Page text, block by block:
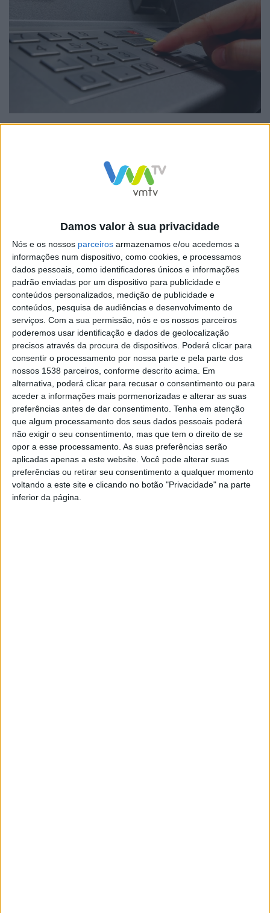
Damos valor à sua privacidade
Nós e os nossos parceiros armazenamos e/ou acedemos a
informações num dispositivo, como cookies, e processamos
dados pessoais, como identificadores únicos e informações
padrão enviadas por um dispositivo para publicidade e
conteúdos personalizados, medição de publicidade e
conteúdos, pesquisa de audiências e desenvolvimento de
serviços. Com a sua permissão, nós e os nossos parceiros
poderemos usar identificação e dados de geolocalização
precisos através da procura de dispositivos. Poderá clicar para
consentir o processamento por nossa parte e pela parte dos
nossos 1538 parceiros, conforme descrito acima. Em
alternativa, poderá clicar para recusar o consentimento ou para
aceder a informações mais pormenorizadas e alterar as suas
preferências antes de dar consentimento. Tenha em atenção
que algum processamento dos seus dados pessoais poderá
não exigir o seu consentimento, mas que tem o direito de se
opor a esse processamento. As suas preferências serão
aplicadas apenas a este website. Você pode alterar suas
preferências ou retirar seu consentimento a qualquer momento
voltando a este site e clicando no botão "Privacidade" na parte
inferior da página.
Se já as utilizou, esteja atento ao seu extrato bancário,
uma vez que por cada levantamento pode pagar uma
levantar 60€ euros numa ATM da Euronet.
Tempos depois estava a analisar o meu extrato e
reparei que me foi cobrada uma taxa de 5,75 euros por
este levantamento, equivalente a mais de 9% do valor!
Não se deixe iludir pelas novas ATM que encontra na
rua e, acima de tudo, esteja sempre atento aos
movimentos da sua conta, verificando regularmente o
seu extrato. Proteja o seu dinheiro digital.